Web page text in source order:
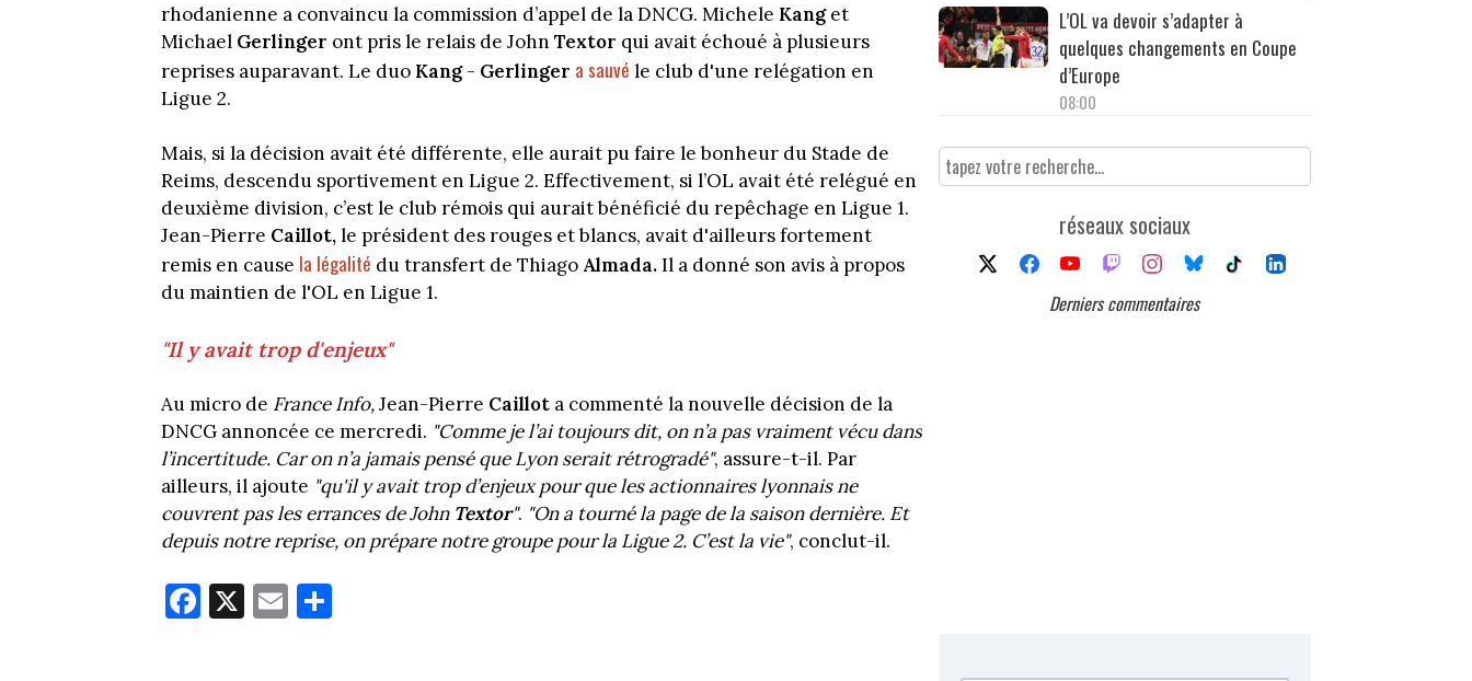
rhodanienne a convaincu la commission d’appel de la DNCG. Michele Kanget
Michael Gerlinger ont pris le relais de John Textor qui avait échoué à plusieurs
reprises auparavant. Le duo Kang- Gerlinger a sauvé le club d'une relégation en
Ligue 2.
Mais, si la décision avait été différente, elle aurait pu faire le bonheur du Stade de
Reims, descendu sportivement en Ligue 2. Effectivement, si l’OL avait été relégué en
deuxième division, c’est le club rémois qui aurait bénéficié du repêchage en Ligue 1.
Jean-Pierre Caillot,le président des rouges et blancs, avait d'ailleurs fortement
remis en cause la légalité du transfert de Thiago Almada.Il a donné son avis à propos
du maintien de l'OL en Ligue 1.
"Il y avait trop d'enjeux"
Au micro de France Info,Jean-Pierre Caillot a commenté la nouvelle décision de la
DNCG annoncée ce mercredi. "Comme je l’ai toujours dit, on n’a pas vraiment vécu dans
l’incertitude. Car on n’a jamais pensé que Lyon serait rétrogradé", assure-t-il. Par
ailleurs, il ajoute "qu'il y avait trop d’enjeux pour que les actionnaires lyonnais ne
couvrent pas les errances de John Textor". "On a tourné la page de la saison dernière. Et
depuis notre reprise, on prépare notre groupe pour la Ligue 2. C’est la vie", conclut-il.
Fa
ce
X E
m
L’OL va devoir s’adapter à
quelques changements en Coupe
d’Europe
08:00
réseaux sociaux
Derniers commentaires